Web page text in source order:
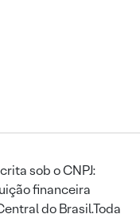
sob o CNPJ:
financeira
do Brasil.Toda